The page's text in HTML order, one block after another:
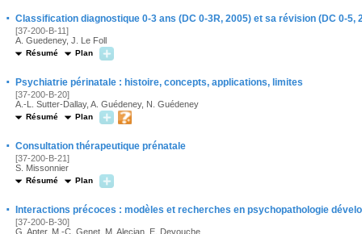
· Classification diagnostique 0-3 ans (DC 0-3R, 2005) et sa révision (DC 0-5,
[37-200-B-11]
A. Guedeney, J. Le Foll
Résumé Plan
· Psychiatrie périnatale : histoire, concepts, applications, limites
[37-200-B-20]
A.-L. Sutter-Dallay, A. Guédeney, N. Guédeney
Résumé Plan
· Consultation thérapeutique prénatale
[37-200-B-21]
S. Missonnier
Résumé Plan
· Interactions précoces : modèles et recherches en psychopathologie
[37-200-B-30]
G. Apter, M.-C. Genet, M. Alecian, E. Devouche